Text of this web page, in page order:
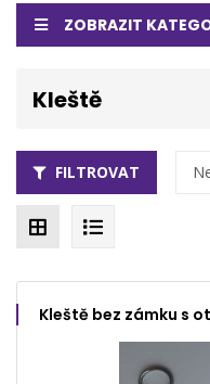
ZOBRAZIT
Kleště
FILTROVAT
Kleště bez zámku s